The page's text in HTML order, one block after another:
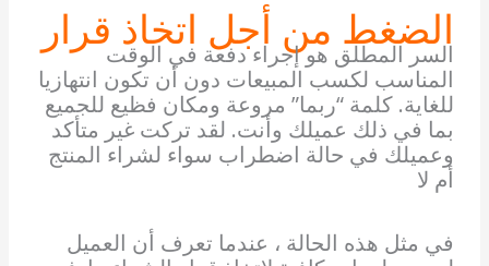
الضغط من أجل اتخاذ قرار
السر المطلق هو إجراء دفعة في الوقت
المناسب لكسب المبيعات دون أن تكون انتهازيا
للغاية. كلمة “ربما” مروعة ومكان فظيع للجميع
بما في ذلك عميلك وأنت. لقد تركت غير متأكد
وعميلك في حالة اضطراب سواء لشراء المنتج
أم لا
في مثل هذه الحالة ، عندما تعرف أن العميل